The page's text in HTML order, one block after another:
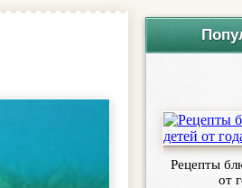
Рецепты
от